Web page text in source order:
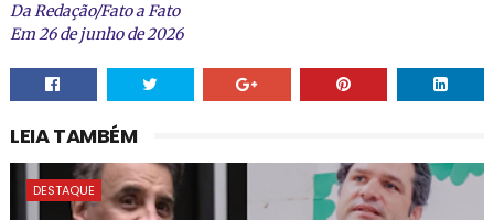
Da Redação/Fato a Fato
Em 26 de junho de 2026
LEIA TAMBÉM
DESTAQUE